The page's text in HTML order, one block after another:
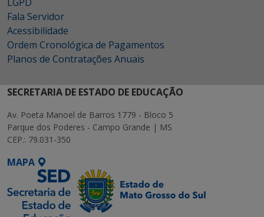
Fala Servidor
Acessibilidade
Ordem Cronológica de Pagamentos
Planos de Contratações Anuais
SECRETARIA DE ESTADO DE EDUCAÇÃO
Av. Poeta Manoel de Barros 1779 - Bloco 5
Parque dos Poderes - Campo Grande | MS
CEP.: 79.031-350
MAPA